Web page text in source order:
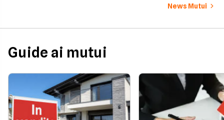
News Mutui
Guide ai mutui